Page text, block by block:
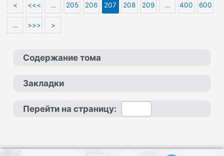
< <<< … 205 206 207 208 209 … 400 600
… >>> >
Содержание тома
Закладки
Перейти на страницу: